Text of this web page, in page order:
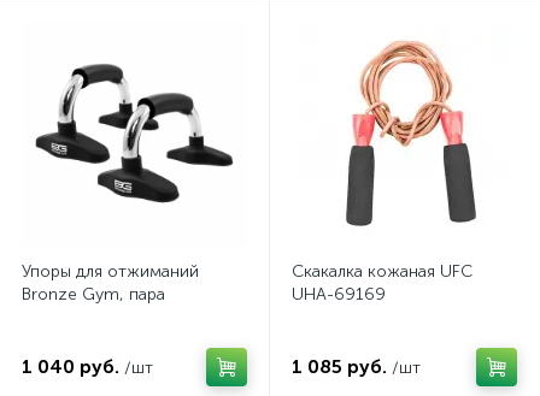
Упоры для отжиманий
Bronze Gym, пара
1 040 руб. /шт
Скакалка кожаная UFC
UHA-69169
1 085 руб. /шт